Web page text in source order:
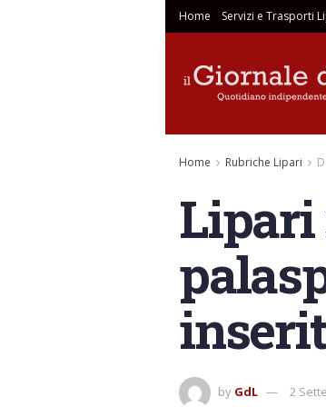
Home Servizi e Trasporti
Home Rubriche Lipari
Lipari
by GdL 2